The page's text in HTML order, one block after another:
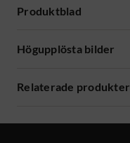
Produktblad
Högupplösta bilder
Relaterade produkter